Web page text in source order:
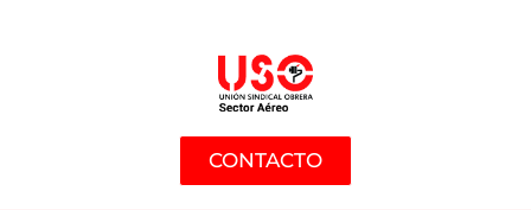
CONTACTO